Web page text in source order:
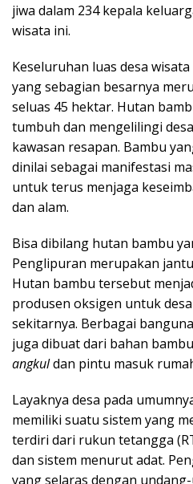
jiwa dalam 234 kepala
wisata ini.
Keseluruhan luas desa
yang sebagian besarnya
seluas 45 hektar. Hutan
tumbuh dan mengelilingi
kawasan resapan. Bambu
dinilai sebagai manifestasi
untuk terus menjaga
dan alam.
Bisa dibilang hutan bambu
Penglipuran merupakan
Hutan bambu tersebut
produsen oksigen untuk
sekitarnya. Berbagai
juga dibuat dari bahan
angkuldan pintu masuk
Layaknya desa pada
memiliki suatu sistem yang
terdiri dari rukun tetangga
dan sistem menurut adat.
yang selaras dengan